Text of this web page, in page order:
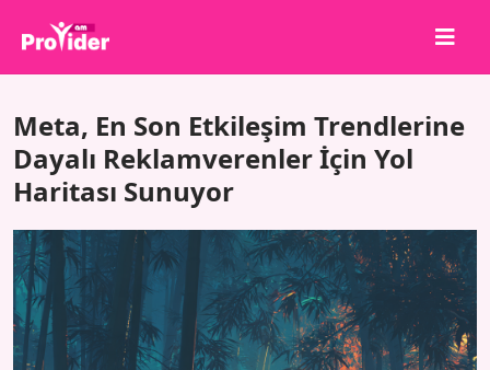
Hakkımızda
Giriş Yap
Kayıt Ol
Hizmetler
API
Şartlar
Meta, En Son Etkileşim Trendlerine
Dayalı Reklamverenler İçin Yol
Haritası Sunuyor